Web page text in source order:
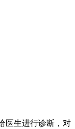
医生进行诊断，对